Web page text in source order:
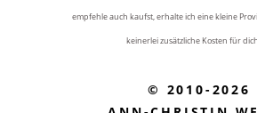
empfehle auch kaufst, erhalte ich eine kleine
keinerlei zusätzliche Kosten für
© 2010-2026